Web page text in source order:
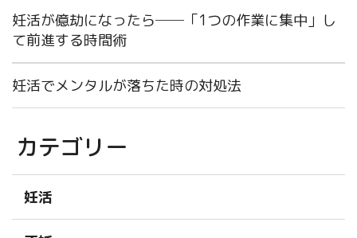
妊活が億劫になったら──「1つの作業に集中」し
て前進する時間術
妊活でメンタルが落ちた時の対処法
カテゴリー
妊活